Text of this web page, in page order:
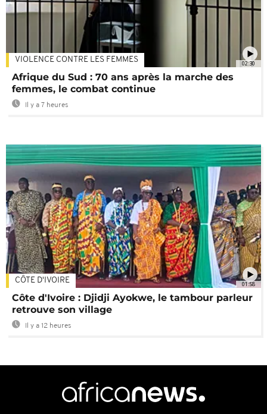
02:30
VIOLENCE CONTRE LES FEMMES
Afrique du Sud : 70 ans après la marche des
femmes, le combat continue
Il y a 7 heures
01:58
CÔTE D'IVOIRE
Côte d'Ivoire : Djidji Ayokwe, le tambour parleur
retrouve son village
Il y a 12 heures